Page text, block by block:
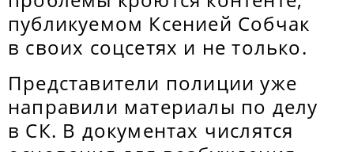
публикуемом Ксенией Собчак
в своих соцсетях и не только.
Представители полиции уже
направили материалы по делу
в СК. В документах числятся